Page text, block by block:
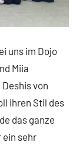
uns im Dojo
Miia
von
ihren Stil des
das ganze
ein sehr